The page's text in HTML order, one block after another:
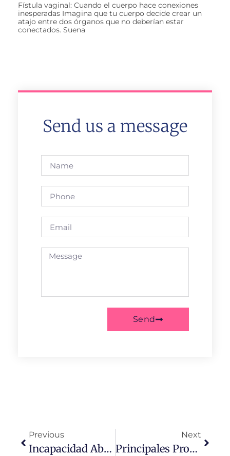
Fístula vaginal: Cuando el cuerpo hace conexiones
inesperadas Imagina que tu cuerpo decide crear un
atajo entre dos órganos que no deberían estar
conectados. Suena
Send us a message
Send
Previous
Incapacidad Absoluta Causada Por Síndrome De Burnout: Un Caso Ejemplar
Next
Principales Problemas De Salud En Mujeres De 30 Años